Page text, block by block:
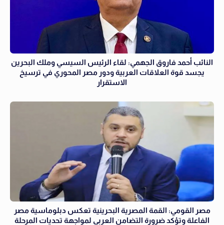
النائب أحمد فاروق الجهمي: لقاء الرئيس السيسي وملك البحرين
يجسد قوة العلاقات العربية ودور مصر المحوري في ترسيخ
الاستقرار
مصر القومي: القمة المصرية البحرينية تعكس دبلوماسية مصر
الفاعلة وتؤكد ضرورة التضامن العربي لمواجهة تحديات المرحلة